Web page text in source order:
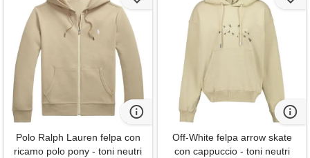
Polo Ralph Lauren felpa con
ricamo polo pony - toni neutri
Off-White felpa arrow skate
con cappuccio - toni neutri